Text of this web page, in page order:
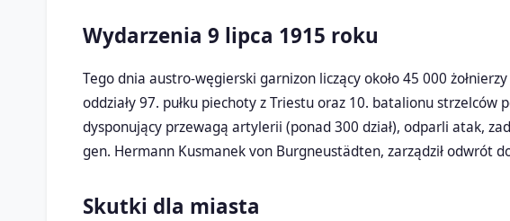
Wydarzenia 9 lipca 1915 roku
Tego dnia austro-węgierski garnizon liczący około 45 000
oddziały 97. pułku piechoty z Triestu oraz 10. batalionu strzelców
dysponujący przewagą artylerii (ponad 300 dział), odparli atak,
gen. Hermann Kusmanek von Burgneustädten, zarządził odwrót
Skutki dla miasta